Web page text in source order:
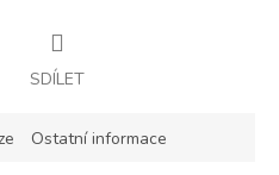
SDÍLET
Ostatní informace